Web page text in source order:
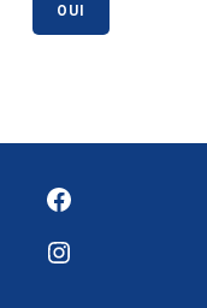
OUI
Facebook
Instagram